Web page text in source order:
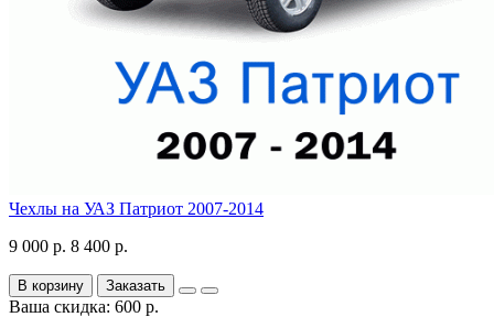
Чехлы на УАЗ Патриот 2007-2014
9 000 р. 8 400 р.
В корзину Заказать
Ваша скидка: 600 р.